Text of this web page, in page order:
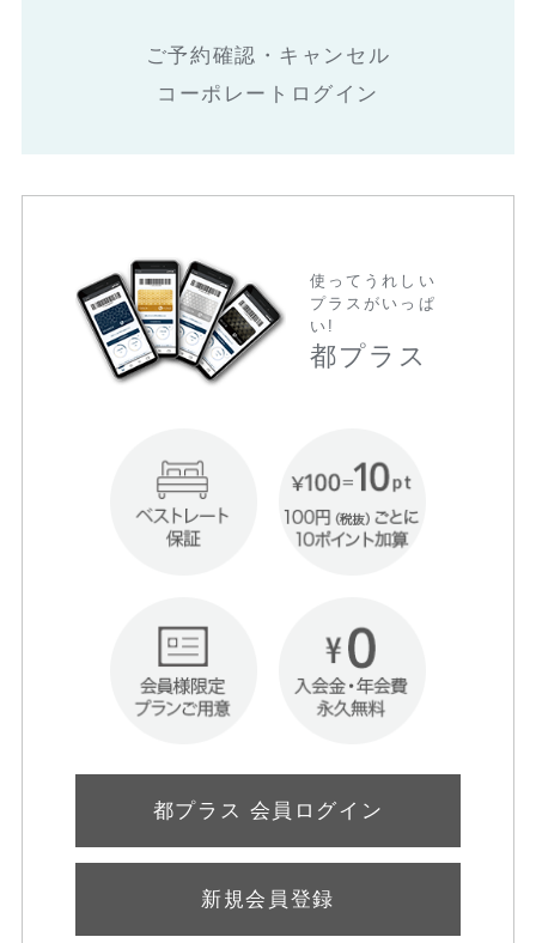
ご予約確認・キャンセル
コーポレートログイン
使ってうれしい
プラスがいっぱ
い!
都プラス
都プラス 会員ログイン
新規会員登録